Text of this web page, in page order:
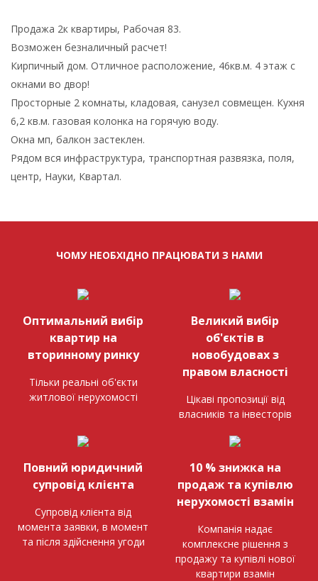
Продажа 2к квартиры, Рабочая 83.
Возможен безналичный расчет!
Кирпичный дом. Отличное расположение, 46кв.м. 4 этаж с
окнами во двор!
Просторные 2 комнаты, кладовая, санузел совмещен. Кухня
6,2 кв.м. газовая колонка на горячую воду.
Окна мп, балкон застеклен.
Рядом вся инфраструктура, транспортная развязка, поля,
центр, Науки, Квартал.
ЧОМУ НЕОБХІДНО ПРАЦЮВАТИ З НАМИ
Оптимальний вибір
квартир на
вторинному ринку
Тільки реальні об'єкти
житлової нерухомості
Великий вибір
об'єктів в
новобудовах з
правом власності
Цікаві пропозиції від
власників та інвесторів
Повний юридичний
супровід клієнта
Супровід клієнта від
момента заявки, в момент
та після здійснення угоди
10 % знижка на
продаж та купівлю
нерухомості взамін
Компанія надає
комплексне рішення з
продажу та купівлі нової
квартири взамін